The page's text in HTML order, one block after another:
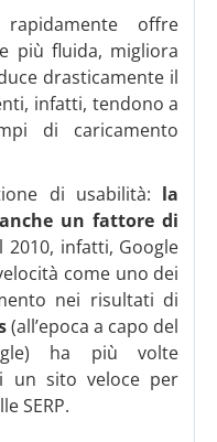
offre
più fluida, migliora
drasticamente il
infatti, tendono a
di caricamento
di usabilità: la
un fattore di
2010, infatti, Google
come uno dei
nei risultati di
(all’epoca a capo del
ha più volte
un sito veloce per
SERP.